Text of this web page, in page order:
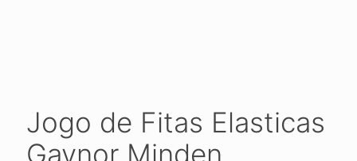
Jogo de Fitas Elasticas
Gaynor Minden